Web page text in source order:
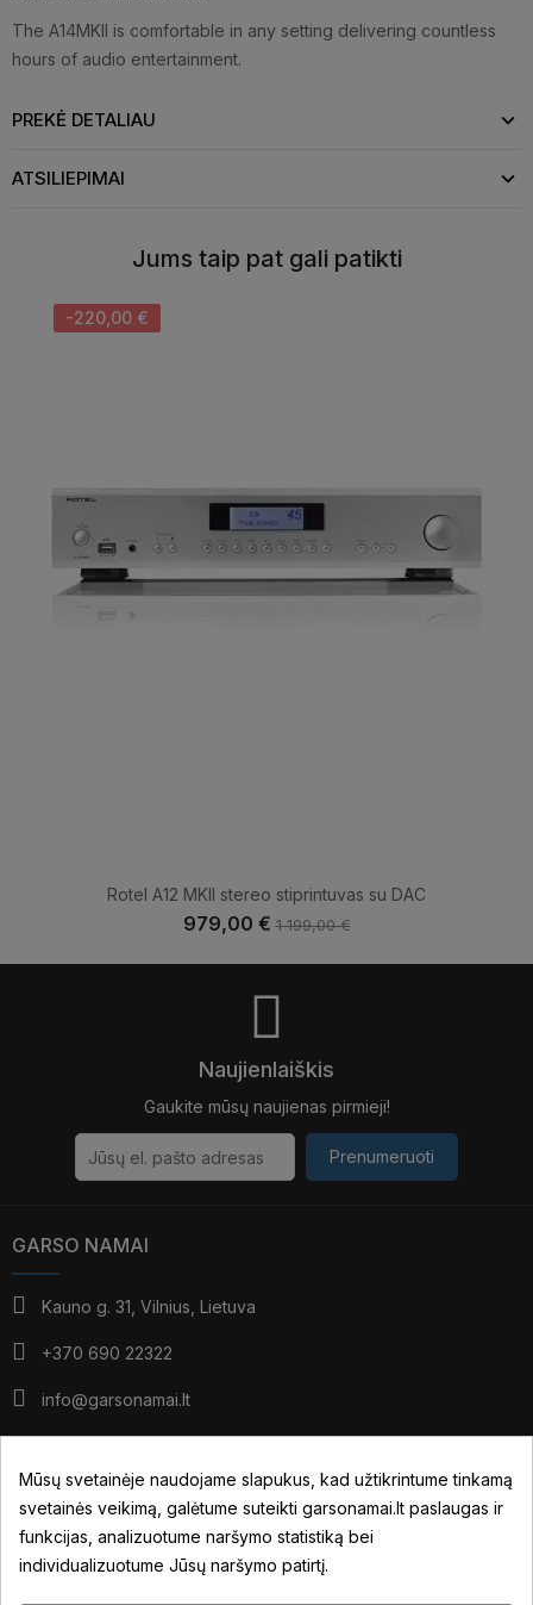
The A14MKII is comfortable in any setting delivering countless
hours of audio entertainment.
PREKĖ DETALIAU
ATSILIEPIMAI
Jums taip pat gali patikti
-220,00 €
Rotel A12 MKII stereo stiprintuvas su DAC
979,00 €1 199,00 €
Naujienlaiškis
Gaukite mūsų naujienas pirmieji!
Prenumeruoti
GARSO NAMAI
Kauno g. 31, Vilnius, Lietuva
+370 690 22322
info@garsonamai.lt
V: 10:00 - 18:00
*pietūs: 14:00 - 15:00
VI: pagal susitarimą
Mūsų svetainėje naudojame slapukus, kad užtikrintume tinkamą
svetainės veikimą, galėtume suteikti garsonamai.lt paslaugas ir
funkcijas, analizuotume naršymo statistiką bei
individualizuotume Jūsų naršymo patirtį.